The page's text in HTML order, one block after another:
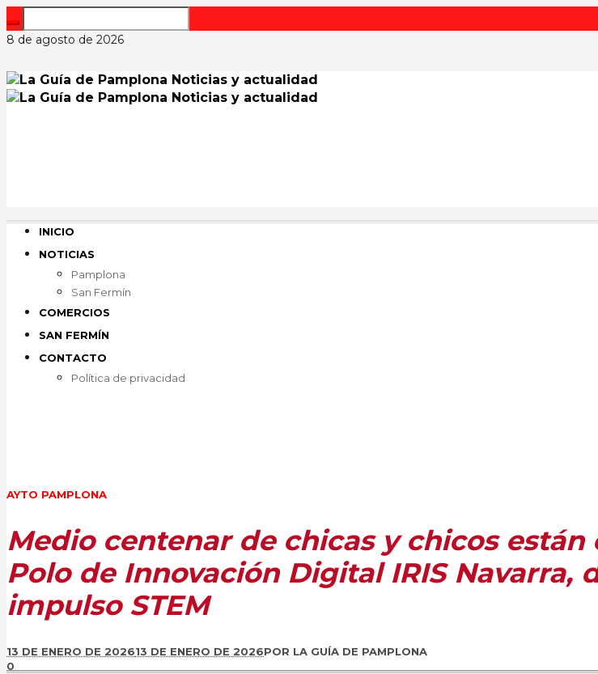
8 de agosto de 2026
INICIO
NOTICIAS
Pamplona
San Fermín
COMERCIOS
SAN FERMÍN
CONTACTO
Política de privacidad
AYTO PAMPLONA
Medio centenar de chicas y chicos
Polo de Innovación Digital IRIS
impulso STEM
13 DE ENERO DE 202613 DE ENERO DE 2026POR LA GUÍA DE PAMPLONA
0